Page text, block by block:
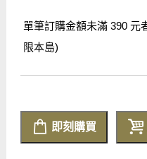
單筆訂購金額未滿 390 元
限本島)
即刻購買